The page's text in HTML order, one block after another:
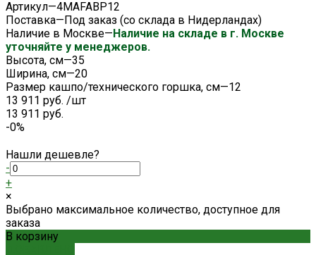
Артикул—4MAFABP12
Поставка—Под заказ (со склада в Нидерландах)
Наличие в Москве—Наличие на складе в г. Москве
уточняйте у менеджеров.
Высота, см—35
Ширина, см—20
Размер кашпо/технического горшка, см—12
13 911 руб. /шт
13 911 руб.
-0%
Нашли дешевле?
-
+
×
Выбрано максимальное количество, доступное для
заказа
В корзину